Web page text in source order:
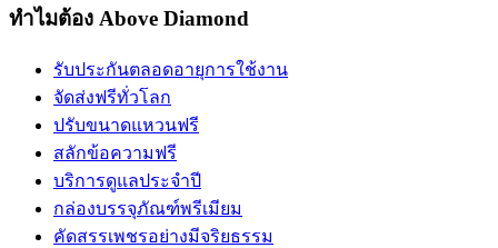
ทำไมต้อง Above Diamond
รับประกันตลอดอายุการใช้งาน
จัดส่งฟรีทั่วโลก
ปรับขนาดแหวนฟรี
สลักข้อความฟรี
บริการดูแลประจำปี
กล่องบรรจุภัณฑ์พรีเมียม
คัดสรรเพชรอย่างมีจริยธรรม